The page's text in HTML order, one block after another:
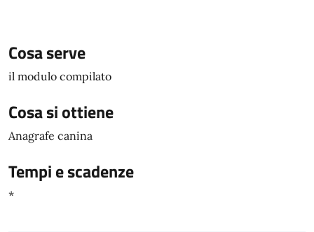
Cosa serve
il modulo compilato
Cosa si ottiene
Anagrafe canina
Tempi e scadenze
*